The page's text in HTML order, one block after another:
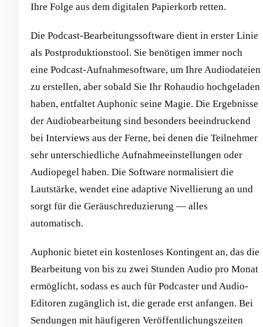
Ihre Folge aus dem digitalen Papierkorb retten.
Die Podcast-Bearbeitungssoftware dient in erster Linie
als Postproduktionstool. Sie benötigen immer noch
eine Podcast-Aufnahmesoftware, um Ihre Audiodateien
zu erstellen, aber sobald Sie Ihr Rohaudio hochgeladen
haben, entfaltet Auphonic seine Magie. Die Ergebnisse
der Audiobearbeitung sind besonders beeindruckend
bei Interviews aus der Ferne, bei denen die Teilnehmer
sehr unterschiedliche Aufnahmeeinstellungen oder
Audiopegel haben. Die Software normalisiert die
Lautstärke, wendet eine adaptive Nivellierung an und
sorgt für die Geräuschreduzierung — alles
automatisch.
Auphonic bietet ein kostenloses Kontingent an, das die
Bearbeitung von bis zu zwei Stunden Audio pro Monat
ermöglicht, sodass es auch für Podcaster und Audio-
Editoren zugänglich ist, die gerade erst anfangen. Bei
Sendungen mit häufigeren Veröffentlichungszeiten